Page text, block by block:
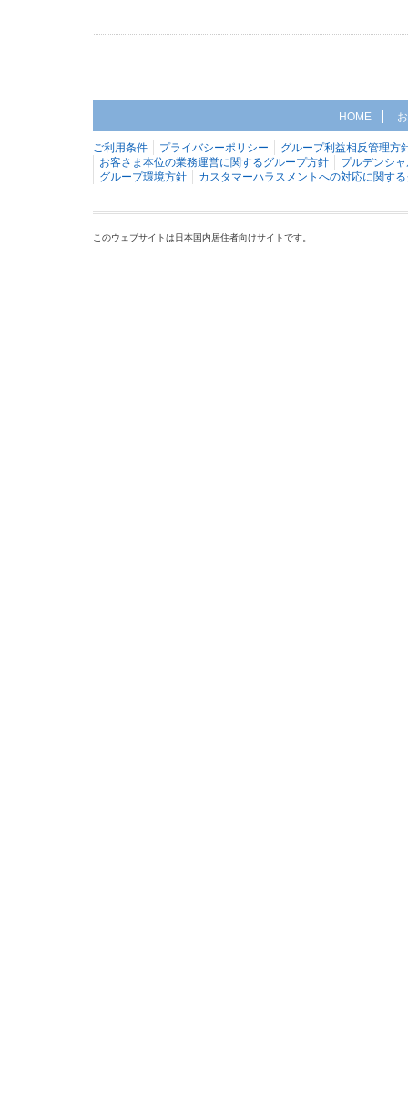
HOME
ご利用条件 プライバシーポリシー
グループ利益相反管理方
お客さま本位の業務運営に関するグループ方針
プルデンシ
グループ環境方針
カスタマーハラスメントへの対応に関す
このウェブサイトは日本国内居住者向けサイトです。